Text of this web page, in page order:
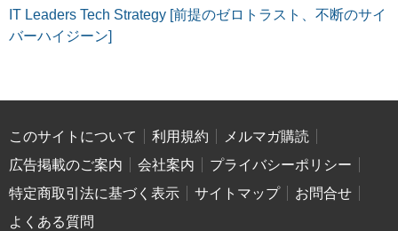
IT Leaders Tech Strategy [前提のゼロトラスト、不断のサイ
バーハイジーン]
このサイトについて 利用規約
メルマガ購読
広告掲載のご案内
会社案内
プライバシーポリシー
特定商取引法に基づく表示
サイトマップ
お問合せ
よくある質問